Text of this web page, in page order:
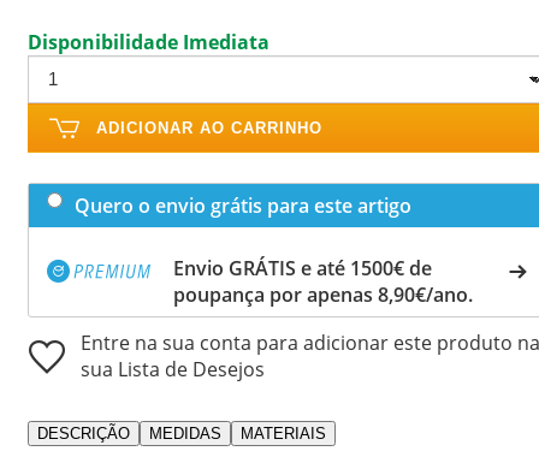
Disponibilidade Imediata
ADICIONAR AO CARRINHO
Quero o envio grátis para este artigo
Envio GRÁTIS e até 1500€ de
poupança por apenas 8,90€/ano.
Entre na sua conta para adicionar este produto na
sua Lista de Desejos
DESCRIÇÃO MEDIDAS MATERIAIS